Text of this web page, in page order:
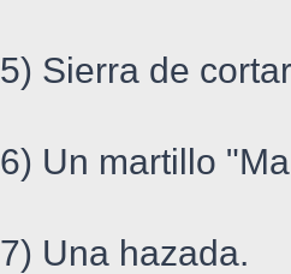
5) Sierra de
6) Un martillo
7) Una hazada.